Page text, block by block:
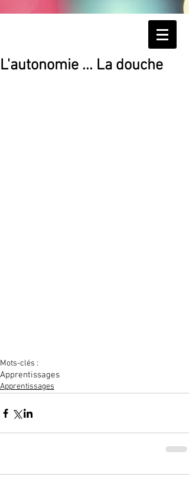
L'autonomie ... La douche
Mots-clés :
Apprentissages
Apprentissages